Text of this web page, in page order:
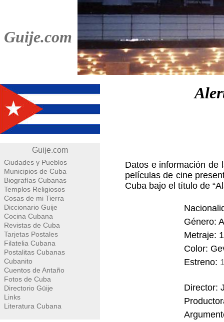
Guije.com
Guije.com
Ciudades y Pueblos
Municipios de Cuba
Biografías Cubanas
Templos Religiosos
Cosas de mi Tierra
Diccionario Guije
Cocina Cubana
Revistas de Cuba
Tarjetas Postales
Filatelia Cubana
Postalitas Cubanas
Cubanito
Cuentos de Antaño
Fotos de Cuba
Directorio Güije
Links
Literatura Cubana
Datos e información de
películas de cine
Cuba bajo el título de
Género:
Metraje:
Color:
Estreno:
Director: